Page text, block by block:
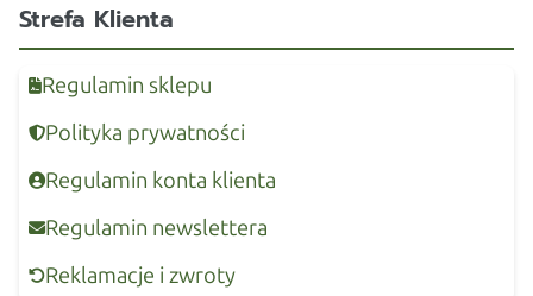
Strefa Klienta
Regulamin sklepu
Polityka prywatności
Regulamin konta klienta
Regulamin newslettera
Reklamacje i zwroty